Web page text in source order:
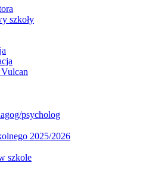
szkoły
psycholog
2025/2026
szkole